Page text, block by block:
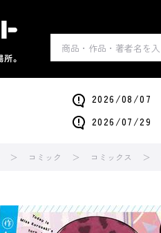
2026/08/07
2026/07/29
コミック コミックス